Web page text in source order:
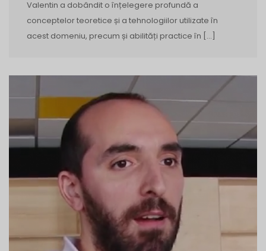
Valentin a dobândit o înțelegere profundă a
conceptelor teoretice și a tehnologiilor utilizate în
acest domeniu, precum și abilități practice în […]